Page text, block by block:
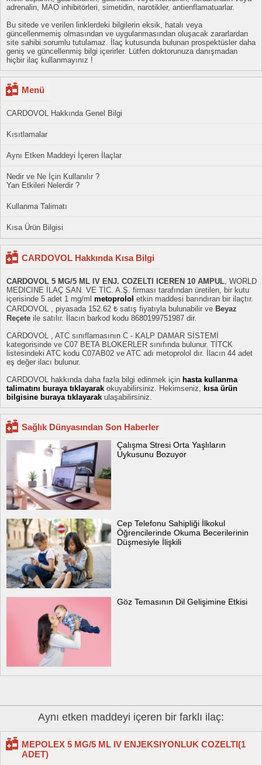
adrenalin, MAO inhibitörleri, simetidin, narotikler, antienflamatuarlar.
Bu sitede ve verilen linklerdeki bilgilerin eksik, hatalı veya
güncellenmemiş olmasından ve uygulanmasından oluşacak zararlardan
site sahibi sorumlu tutulamaz. İlaç kutusunda bulunan prospektüsler daha
geniş ve güncellenmiş bilgi içerirler. Lütfen doktorunuza danışmadan
hiçbir ilaç kullanmayınız !
Menü
CARDOVOL Hakkında Genel Bilgi
Kısıtlamalar
Aynı Etken Maddeyi İçeren İlaçlar
Nedir ve Ne İçin Kullanılır ?
Yan Etkileri Nelerdir ?
Kullanma Talimatı
Kısa Ürün Bilgisi
CARDOVOL Hakkında Kısa Bilgi
CARDOVOL 5 MG/5 ML IV ENJ. COZELTI ICEREN 10 AMPUL , WORLD
MEDICINE İLAÇ SAN. VE TİC. A.Ş. firması tarafından üretilen, bir kutu
içerisinde 5 adet 1 mg/ml metoprolol etkin maddesi barındıran bir ilaçtır.
CARDOVOL , piyasada 152.62 ₺ satış fiyatıyla bulunabilir ve Beyaz
Reçete ile satılır. İlacın barkod kodu 8680199751987 dir.
CARDOVOL , ATC sınıflamasının C - KALP DAMAR SİSTEMİ
kategorisinde ve C07 BETA BLOKERLER sınıfında bulunur. TİTCK
listesindeki ATC kodu C07AB02 ve ATC adı metoprolol dır. İlacın 44 adet
eş değer ilacı bulunur.
CARDOVOL hakkında daha fazla bilgi edinmek için hasta kullanma
talimatını buraya tıklayarak okuyabilirsiniz. Hekimseniz,
kısa ürün
bilgisine buraya tıklayarak ulaşabilirsiniz.
Sağlık Dünyasından Son Haberler
Çalışma Stresi Orta Yaşlıların
Uykusunu Bozuyor
Cep Telefonu Sahipliği İlkokul
Öğrencilerinde Okuma Becerilerinin
Düşmesiyle İlişkili
Göz Temasının Dil Gelişimine Etkisi
Aynı etken maddeyi içeren bir farklı ilaç:
MEPOLEX 5 MG/5 ML IV ENJEKSIYONLUK COZELTI(1
ADET)